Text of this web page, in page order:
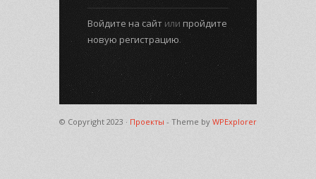
Войдите на сайт или пройдите
новую регистрацию.
© Copyright 2023 · Проекты - Theme by WPExplorer